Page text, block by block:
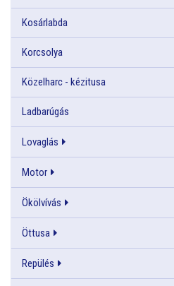
Kosárlabda
Korcsolya
Közelharc - kézitusa
Ladbarúgás
Lovaglás
Motor
Ökölvívás
Öttusa
Repülés